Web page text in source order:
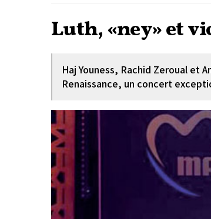
Luth, «ney» et
Haj Youness, Rachid Zeroual et
Renaissance, un concert